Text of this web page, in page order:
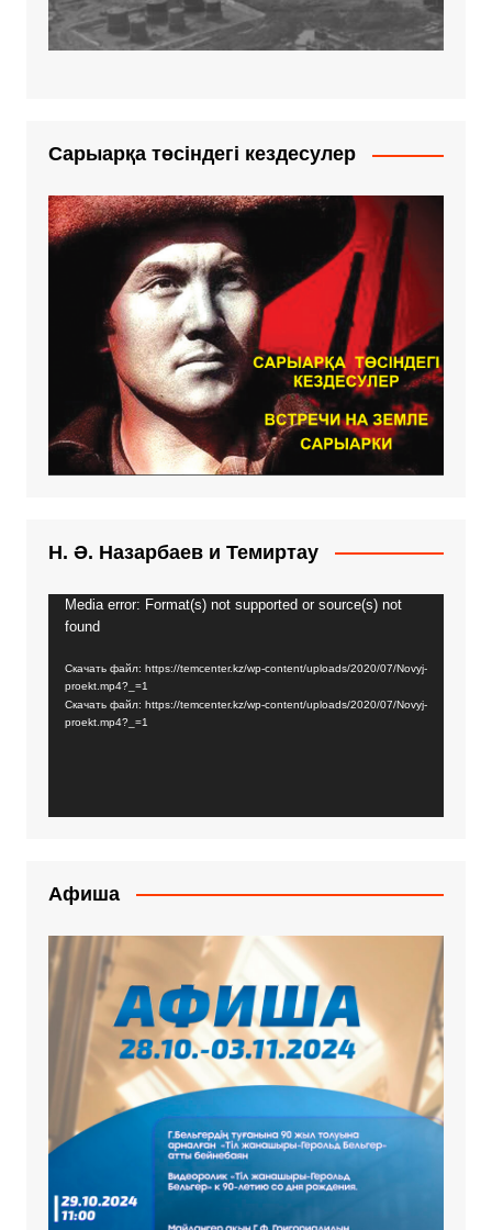
Сарыарқа төсіндегі кездесулер
Н. Ә. Назарбаев и Темиртау
Видеоплеер
Media error: Format(s) not supported or source(s) not
found
Скачать файл: https://temcenter.kz/wp-content/uploads/2020/07/Novyj-
proekt.mp4?_=1
Скачать файл: https://temcenter.kz/wp-content/uploads/2020/07/Novyj-
proekt.mp4?_=1
Афиша